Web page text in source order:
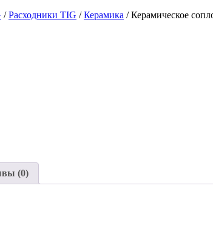
/Расходники TIG /Керамика / Керамическое
(0)